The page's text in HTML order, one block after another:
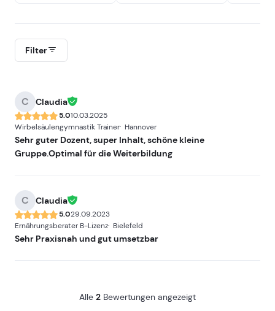
Filter
C Claudia
5.010.03.2025
Wirbelsäulengymnastik Trainer Hannover
Sehr guter Dozent, super Inhalt, schöne kleine
Gruppe.Optimal für die Weiterbildung
C Claudia
5.029.09.2023
Ernährungsberater B-Lizenz Bielefeld
Sehr Praxisnah und gut umsetzbar
Alle 2 Bewertungen angezeigt